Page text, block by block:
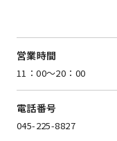
営業時間
11：00～20：00
電話番号
045-225-8827